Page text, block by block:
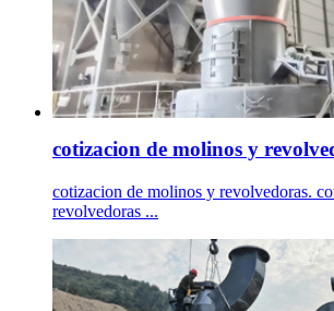
cotizacion de molinos y
cotizacion de molinos y revolvedoras.
revolvedoras ...